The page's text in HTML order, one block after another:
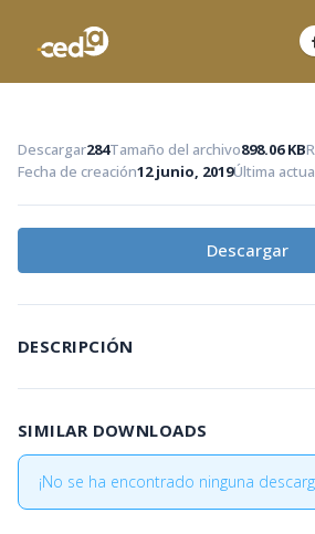
Descargar284Tamaño del archivo898.06 KB
Fecha de creación12 junio, 2019Última
Descargar
DESCRIPCIÓN
SIMILAR DOWNLOADS
¡No se ha encontrado ninguna